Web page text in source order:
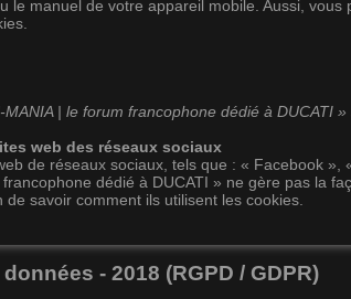
manuel de votre appareil mobile. Aussi, vous
| le forum francophone dédié à DUCATI »
web des réseaux sociaux
de réseaux sociaux, tels que : « Facebook »,
dédié à DUCATI » ne gère pas la
savoir comment ils utilisent les cookies.
- 2018 (RGPD / GDPR)